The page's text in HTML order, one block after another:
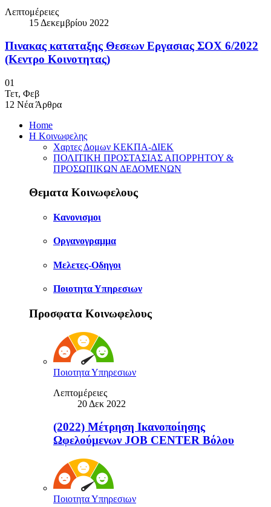
Λεπτομέρειες
15 Δεκεμβρίου 2022
Πινακας καταταξης Θεσεων Εργασιας ΣΟΧ 6/2022
(Κεντρο Κοινοτητας)
01
Τετ, Φεβ
12 Νέα Άρθρα
Home
Η Κοινωφελης
Χαρτες Δομων ΚΕΚΠΑ-ΔΙΕΚ
ΠΟΛΙΤΙΚΗ ΠΡΟΣΤΑΣΙΑΣ ΑΠΟΡΡΗΤΟΥ &
ΠΡΟΣΩΠΙΚΩΝ ΔΕΔΟΜΕΝΩΝ
Θεματα Κοινωφελους
Κανονισμοι
Οργανογραμμα
Μελετες-Οδηγοι
Ποιοτητα Υπηρεσιων
Προσφατα Κοινωφελους
Ποιοτητα Υπηρεσιων
Λεπτομέρειες
20 Δεκ 2022
(2022) Μέτρηση Ικανοποίησης
Ωφελούμενων JOB CENTER Βόλου
Ποιοτητα Υπηρεσιων